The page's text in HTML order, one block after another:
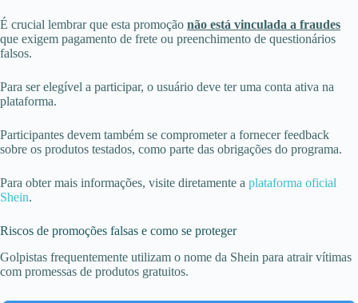
É crucial lembrar que esta promoção não está vinculada a fraudes
que exigem pagamento de frete ou preenchimento de questionários
falsos.
Para ser elegível a participar, o usuário deve ter uma conta ativa na
plataforma.
Participantes devem também se comprometer a fornecer feedback
sobre os produtos testados, como parte das obrigações do programa.
Para obter mais informações, visite diretamente a plataforma oficial
Shein.
Riscos de promoções falsas e como se proteger
Golpistas frequentemente utilizam o nome da Shein para atrair vítimas
com promessas de produtos gratuitos.